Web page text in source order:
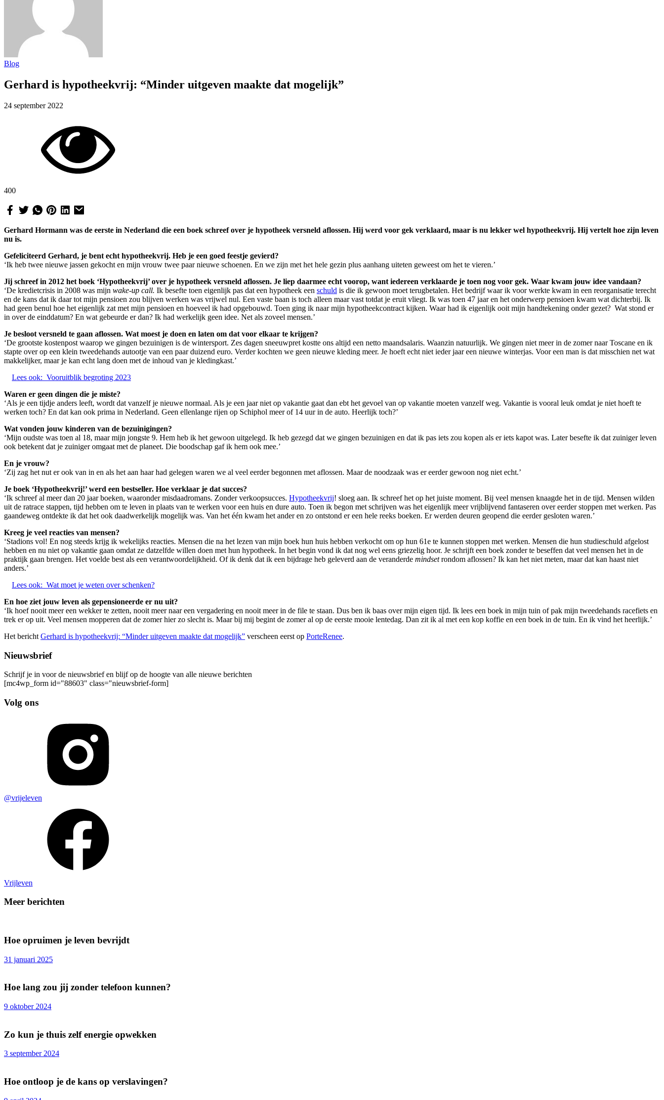
Blog
Gerhard is hypotheekvrij: “Minder uitgeven maakte dat mogelijk”
24 september 2022
400
Gerhard Hormann was de eerste in Nederland die een boek schreef over je hypotheek versneld aflossen. Hij werd voor gek verklaard, maar is nu lekker wel hypotheekvrij. Hij vertelt hoe zijn leven
nu is.
Gefeliciteerd Gerhard, je bent echt hypotheekvrij. Heb je een goed feestje gevierd?
‘Ik heb twee nieuwe jassen gekocht en mijn vrouw twee paar nieuwe schoenen. En we zijn met het hele gezin plus aanhang uiteten geweest om het te vieren.’
Jij schreef in 2012 het boek ‘Hypotheekvrij’ over je hypotheek versneld aflossen. Je liep daarmee echt voorop, want iedereen verklaarde je toen nog voor gek. Waar kwam jouw idee vandaan?
‘De kredietcrisis in 2008 was mijn wake-up call. Ik besefte toen eigenlijk pas dat een hypotheek een schuld is die ik gewoon moet terugbetalen. Het bedrijf waar ik voor werkte kwam in een reorganisatie terecht
en de kans dat ik daar tot mijn pensioen zou blijven werken was vrijwel nul. Een vaste baan is toch alleen maar vast totdat je eruit vliegt. Ik was toen 47 jaar en het onderwerp pensioen kwam wat dichterbij. Ik
had geen benul hoe het eigenlijk zat met mijn pensioen en hoeveel ik had opgebouwd. Toen ging ik naar mijn hypotheekcontract kijken. Waar had ik eigenlijk ooit mijn handtekening onder gezet? Wat stond er
in over de einddatum? En wat gebeurde er dan? Ik had werkelijk geen idee. Net als zoveel mensen.’
Je besloot versneld te gaan aflossen. Wat moest je doen en laten om dat voor elkaar te krijgen?
‘De grootste kostenpost waarop we gingen bezuinigen is de wintersport. Zes dagen sneeuwpret kostte ons altijd een netto maandsalaris. Waanzin natuurlijk. We gingen niet meer in de zomer naar Toscane en ik
stapte over op een klein tweedehands autootje van een paar duizend euro. Verder kochten we geen nieuwe kleding meer. Je hoeft echt niet ieder jaar een nieuwe winterjas. Voor een man is dat misschien net wat
makkelijker, maar je kan echt lang doen met de inhoud van je kledingkast.’
Lees ook: Vooruitblik begroting 2023
Waren er geen dingen die je miste?
‘Als je een tijdje anders leeft, wordt dat vanzelf je nieuwe normaal. Als je een jaar niet op vakantie gaat dan ebt het gevoel van op vakantie moeten vanzelf weg. Vakantie is vooral leuk omdat je niet hoeft te
werken toch? En dat kan ook prima in Nederland. Geen ellenlange rijen op Schiphol meer of 14 uur in de auto. Heerlijk toch?’
Wat vonden jouw kinderen van de bezuinigingen?
‘Mijn oudste was toen al 18, maar mijn jongste 9. Hem heb ik het gewoon uitgelegd. Ik heb gezegd dat we gingen bezuinigen en dat ik pas iets zou kopen als er iets kapot was. Later besefte ik dat zuiniger leven
ook betekent dat je zuiniger omgaat met de planeet. Die boodschap gaf ik hem ook mee.’
En je vrouw?
‘Zij zag het nut er ook van in en als het aan haar had gelegen waren we al veel eerder begonnen met aflossen. Maar de noodzaak was er eerder gewoon nog niet echt.’
Je boek ‘Hypotheekvrij!’ werd een bestseller. Hoe verklaar je dat succes?
‘Ik schreef al meer dan 20 jaar boeken, waaronder misdaadromans. Zonder verkoopsucces. Hypotheekvrij! sloeg aan. Ik schreef het op het juiste moment. Bij veel mensen knaagde het in de tijd. Mensen wilden
uit de ratrace stappen, tijd hebben om te leven in plaats van te werken voor een huis en dure auto. Toen ik begon met schrijven was het eigenlijk meer vrijblijvend fantaseren over eerder stoppen met werken. Pas
gaandeweg ontdekte ik dat het ook daadwerkelijk mogelijk was. Van het één kwam het ander en zo ontstond er een hele reeks boeken. Er werden deuren geopend die eerder gesloten waren.’
Kreeg je veel reacties van mensen?
‘Stadions vol! En nog steeds krijg ik wekelijks reacties. Mensen die na het lezen van mijn boek hun huis hebben verkocht om op hun 61e te kunnen stoppen met werken. Mensen die hun studieschuld afgelost
hebben en nu niet op vakantie gaan omdat ze datzelfde willen doen met hun hypotheek. In het begin vond ik dat nog wel eens griezelig hoor. Je schrijft een boek zonder te beseffen dat veel mensen het in de
praktijk gaan brengen. Het voelde best als een verantwoordelijkheid. Of ik denk dat ik een bijdrage heb geleverd aan de veranderde mindsetrondom aflossen? Ik kan het niet meten, maar dat kan haast niet
anders.’
Lees ook: Wat moet je weten over schenken?
En hoe ziet jouw leven als gepensioneerde er nu uit?
‘Ik hoef nooit meer een wekker te zetten, nooit meer naar een vergadering en nooit meer in de file te staan. Dus ben ik baas over mijn eigen tijd. Ik lees een boek in mijn tuin of pak mijn tweedehands racefiets en
trek er op uit. Veel mensen mopperen dat de zomer hier zo slecht is. Maar bij mij begint de zomer al op de eerste mooie lentedag. Dan zit ik al met een kop koffie en een boek in de tuin. En ik vind het heerlijk.’
Het bericht Gerhard is hypotheekvrij: “Minder uitgeven maakte dat mogelijk” verscheen eerst op PorteRenee.
Nieuwsbrief
Schrijf je in voor de nieuwsbrief en blijf op de hoogte van alle nieuwe berichten
[mc4wp_form id="88603" class="nieuwsbrief-form]
Volg ons
@vrijeleven
Vrijleven
Meer berichten
Hoe opruimen je leven bevrijdt
31 januari 2025
Hoe lang zou jij zonder telefoon kunnen?
9 oktober 2024
Zo kun je thuis zelf energie opwekken
3 september 2024
Hoe ontloop je de kans op verslavingen?